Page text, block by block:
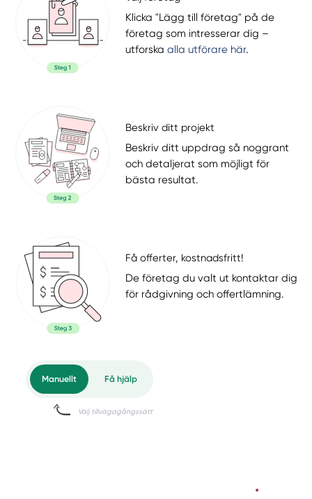
Klicka "Lägg till företag" på de
företag som intresserar dig –
utforskaalla utförare här.
Beskriv ditt projekt
Beskriv ditt uppdrag så noggrant
och detaljerat som möjligt för
bästa resultat.
Få offerter, kostnadsfritt!
De företag du valt ut kontaktar dig
för rådgivning och offertlämning.